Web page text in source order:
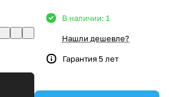
В наличии: 1
Нашли дешевле?
Гарантия 5 лет